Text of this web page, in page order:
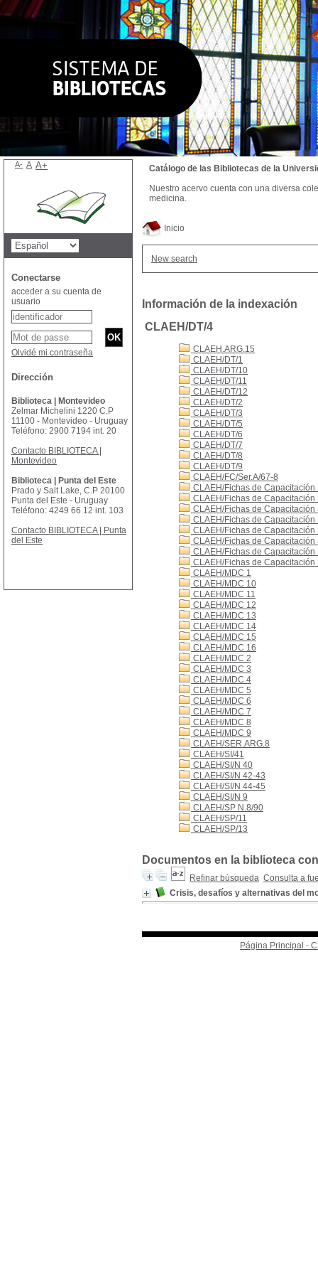
Inicio
New search
Información de la indexación
CLAEH/DT/4
CLAEH.ARG.15
CLAEH/DT/1
CLAEH/DT/10
CLAEH/DT/11
CLAEH/DT/12
CLAEH/DT/2
CLAEH/DT/3
CLAEH/DT/5
CLAEH/DT/6
CLAEH/DT/7
CLAEH/DT/8
CLAEH/DT/9
CLAEH/FC/Ser.A/67-8
CLAEH/Fichas de Capacitación
CLAEH/Fichas de Capacitación
CLAEH/Fichas de Capacitación
CLAEH/Fichas de Capacitación
CLAEH/Fichas de Capacitación
CLAEH/Fichas de Capacitación
CLAEH/Fichas de Capacitación
CLAEH/Fichas de Capacitación
CLAEH/MDC 1
CLAEH/MDC 10
CLAEH/MDC 11
CLAEH/MDC 12
CLAEH/MDC 13
CLAEH/MDC 14
CLAEH/MDC 15
CLAEH/MDC 16
CLAEH/MDC 2
CLAEH/MDC 3
CLAEH/MDC 4
CLAEH/MDC 5
CLAEH/MDC 6
CLAEH/MDC 7
CLAEH/MDC 8
CLAEH/MDC 9
CLAEH/SER.ARG.8
CLAEH/SI/41
CLAEH/SI/N 40
CLAEH/SI/N 42-43
CLAEH/SI/N 44-45
CLAEH/SI/N 9
CLAEH/SP N.8/90
CLAEH/SP/11
CLAEH/SP/13
Documentos en la biblioteca
Refinar búsqueda Consulta a
Crisis, desafíos y alternativas del
Página Principal -
Catálogo de las Bibliotecas de la
Nuestro acervo cuenta con una diversa
medicina.
A- A A+
Conectarse
acceder a su cuenta de
usuario
Olvidé mi contraseña
Dirección
Biblioteca | Montevideo
Zelmar Michelini 1220 C.P
11100 - Montevideo - Uruguay
Teléfono: 2900 7194 int. 20
Contacto BIBLIOTECA |
Montevideo
Biblioteca | Punta del Este
Prado y Salt Lake, C.P 20100
Punta del Este - Uruguay
Teléfono: 4249 66 12 int. 103
Contacto BIBLIOTECA | Punta
del Este